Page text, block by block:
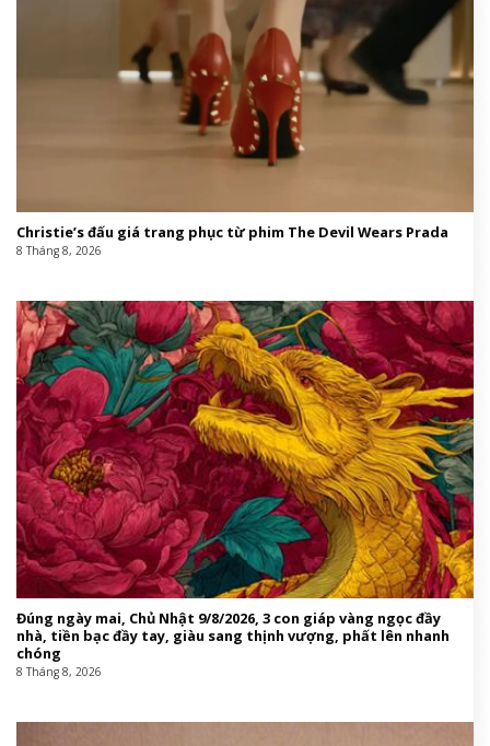
Christie’s đấu giá trang phục từ phim The Devil Wears Prada
8 Tháng 8, 2026
Đúng ngày mai, Chủ Nhật 9/8/2026, 3 con giáp vàng ngọc đầy
nhà, tiền bạc đầy tay, giàu sang thịnh vượng, phất lên nhanh
chóng
8 Tháng 8, 2026